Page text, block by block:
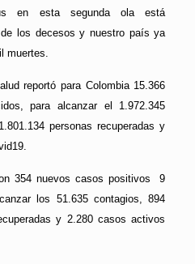
en esta segunda ola está
los decesos y nuestro país ya
muertes.
reportó para Colombia 15.366
para alcanzar el 1.972.345
personas recuperadas y
354 nuevos casos positivos 9
los 51.635 contagios, 894
y 2.280 casos activos